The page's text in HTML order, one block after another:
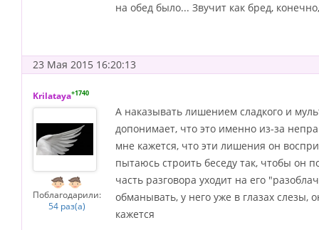
на обед было... Звучит как бред,
23 Мая 2015 16:20:13
Krilataya+1740
Поблагодарили:
54 раз(а)
А наказывать лишением сладкого и
допонимает, что это именно из-за
мне кажется, что эти лишения он
пытаюсь строить беседу так, чтобы он
часть разговора уходит на его
обманывать, у него уже в глазах
кажется